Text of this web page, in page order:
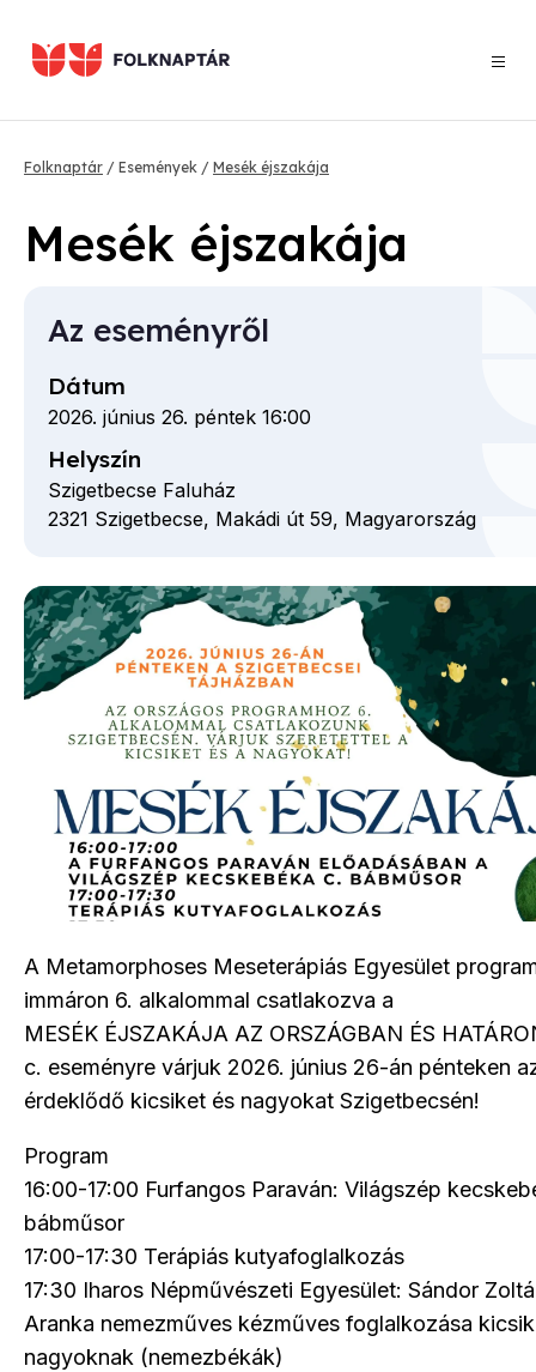
tartalomra
Morzsa
Folknaptár Események Mesék éjszakája
Mesék éjszakája
A Metamorphoses Meseterápiás Egyesület
immáron 6. alkalommal csatlakozva a
MESÉK ÉJSZAKÁJA AZ ORSZÁGBAN ÉS
c. eseményre várjuk 2026. június 26-án pénteken
érdeklődő kicsiket és nagyokat Szigetbecsén!
Program
16:00-17:00 Furfangos Paraván: Világszép
bábműsor
17:00-17:30 Terápiás kutyafoglalkozás
17:30 Iharos Népművészeti Egyesület: Sándor
Aranka nemezműves kézműves foglalkozása
nagyoknak (nemezbékák)
Az eseményről
Dátum
2026. június 26. péntek 16:00
Helyszín
Szigetbecse Faluház
2321 Szigetbecse, Makádi út 59, Magyarország